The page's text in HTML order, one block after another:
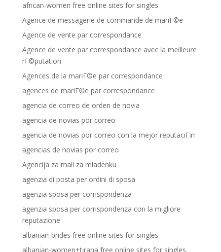
african-women free online sites for singles
Agence de messagerie de commande de mariГ©e
Agence de vente par correspondance
Agence de vente par correspondance avec la meilleure
rГ©putation
Agences de la mariГ©e par correspondance
agences de mariГ©e par correspondance
agencia de correo de orden de novia
agencia de novias por correo
agencia de novias por correo con la mejor reputaciГіn
agencias de novias por correo
Agencija za mail za mladenku
agenzia di posta per ordini di sposa
agenzia sposa per corrispondenza
agenzia sposa per corrispondenza con la migliore
reputazione
albanian-brides free online sites for singles
albanian-women+tirana free online sites for singles